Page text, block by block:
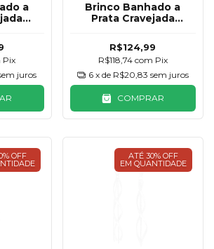
a
Pix
juros
Brinco Banhado a
Prata Cravejada
R$124,99
R$118,74 com Pix
6 x de R$20,83 sem juros
COMPRAR
OFF ATÉ 30% OFF
EM QUANTIDADE